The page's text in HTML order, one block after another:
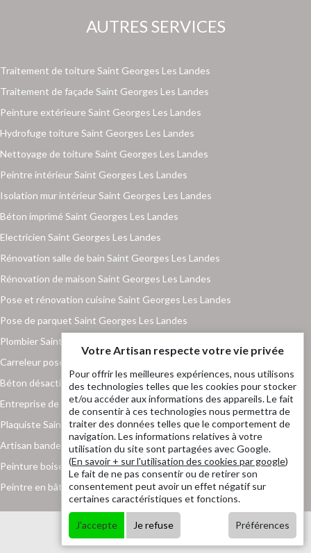
AUTRES SERVICES
Traitement de toiture Saint Georges Les Landes
Traitement de façade Saint Georges Les Landes
Peinture extérieure Saint Georges Les Landes
Hydrofuge toiture Saint Georges Les Landes
Nettoyage de toiture Saint Georges Les Landes
Peintre intérieur Saint Georges Les Landes
Isolation mur intérieur Saint Georges Les Landes
Béton imprimé Saint Georges Les Landes
Electricien Saint Georges Les Landes
Rénovation salle de bain Saint Georges Les Landes
Rénovation de maison Saint Georges Les Landes
Pose et rénovation cuisine Saint Georges Les Landes
Pose de parquet Saint Georges Les Landes
Plombier Saint Georges Les Landes
Carreleur pose de carrelage Saint Georges Les Landes
Béton désactivé Saint Georges Les Landes
Entreprise de maçonnerie Saint Georges Les Landes
Plaquiste Saint Georges Les Landes
Artisan bande placo Saint Georges Les Landes
Peinture boiserie et ferronnerie Saint Georges Les Landes
Peintre en bâtiment Saint Georges Les Landes
Votre Artisan respecte votre vie privée
Pour offrir les meilleures expériences, nous utilisons
des technologies telles que les cookies pour stocker
et/ou accéder aux informations des appareils. Le fait
de consentir à ces technologies nous permettra de
traiter des données telles que le comportement de
navigation. Les informations relatives à votre
utilisation du site sont partagées avec Google.
(En savoir + sur l'utilisation des cookies par google)
Le fait de ne pas consentir ou de retirer son
consentement peut avoir un effet négatif sur
certaines caractéristiques et fonctions.
J'accepte Je refuse Préférences